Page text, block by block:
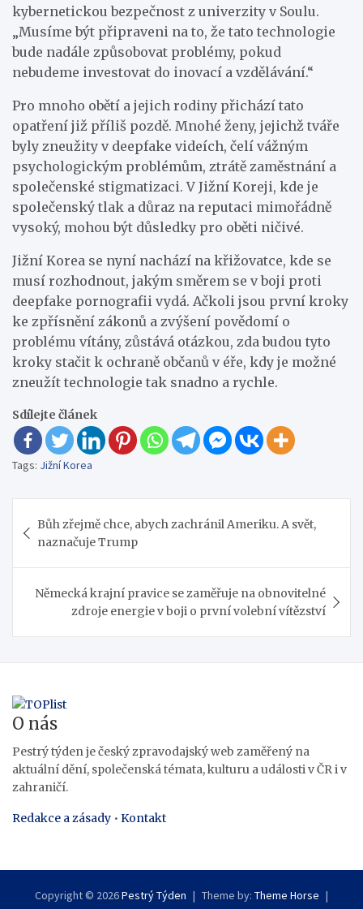
kybernetickou bezpečnost z univerzity v Soulu.
„Musíme být připraveni na to, že tato technologie
bude nadále způsobovat problémy, pokud
nebudeme investovat do inovací a vzdělávání.“
Pro mnoho obětí a jejich rodiny přichází tato
opatření již příliš pozdě. Mnohé ženy, jejichž tváře
byly zneužity v deepfake videích, čelí vážným
psychologickým problémům, ztrátě zaměstnání a
společenské stigmatizaci. V Jižní Koreji, kde je
společenský tlak a důraz na reputaci mimořádně
vysoký, mohou být důsledky pro oběti ničivé.
Jižní Korea se nyní nachází na křižovatce, kde se
musí rozhodnout, jakým směrem se v boji proti
deepfake pornografii vydá. Ačkoli jsou první kroky
ke zpřísnění zákonů a zvýšení povědomí o
problému vítány, zůstává otázkou, zda budou tyto
kroky stačit k ochraně občanů v éře, kdy je možné
zneužít technologie tak snadno a rychle.
Sdílejte článek
Tags: Jižní Korea
pro
příspěvek
Bůh zřejmě chce, abych zachránil Ameriku. A svět,
naznačuje Trump
Německá krajní pravice se zaměřuje na obnovitelné
zdroje energie v boji o první volební vítězství
O nás
Pestrý týden je český zpravodajský web zaměřený na
aktuální dění, společenská témata, kulturu a události v ČR i v
zahraničí.
Redakce a zásady • Kontakt
Copyright © 2026Pestrý Týden Theme by: Theme Horse